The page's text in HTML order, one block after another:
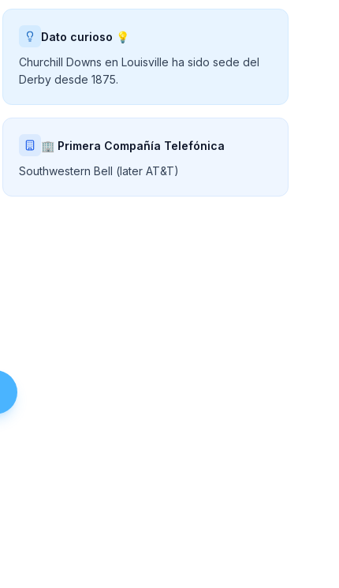
Dato curioso 💡
Churchill Downs en Louisville ha sido sede del
Derby desde 1875.
🏢 Primera Compañía Telefónica
Southwestern Bell (later AT&T)